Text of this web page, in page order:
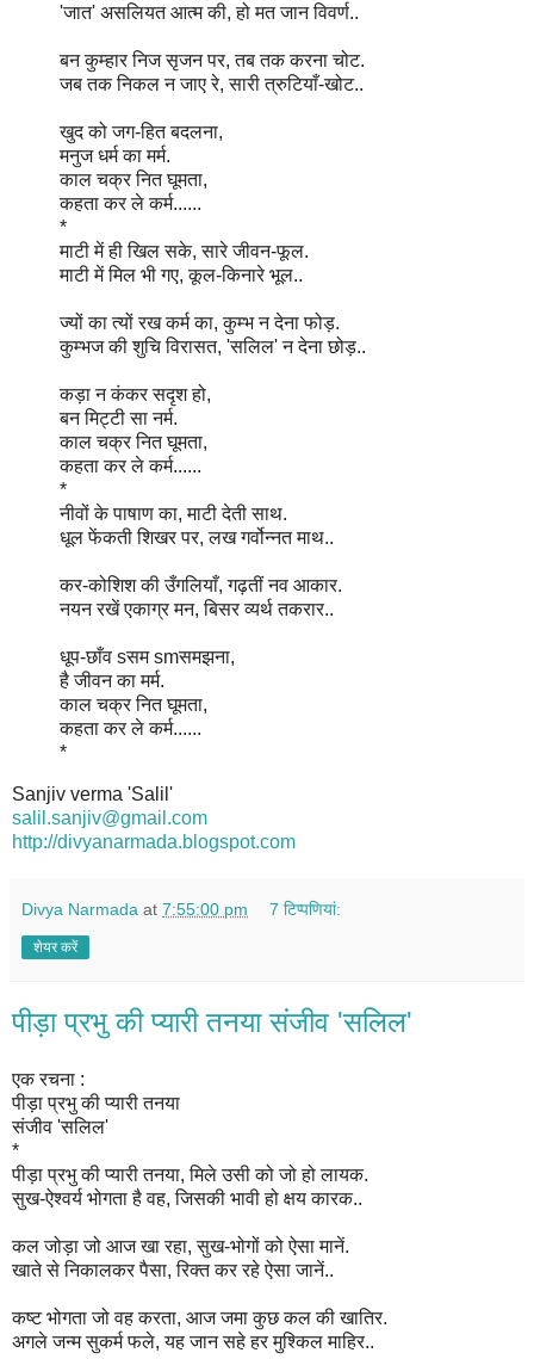
'जात' असलियत आत्म की, हो मत जान विवर्ण..
बन कुम्हार निज सृजन पर, तब तक करना चोट.
जब तक निकल न जाए रे, सारी त्रुटियाँ-खोट..
खुद को जग-हित बदलना,
मनुज धर्म का मर्म.
काल चक्र नित घूमता,
कहता कर ले कर्म......
*
माटी में ही खिल सके, सारे जीवन-फूल.
माटी में मिल भी गए, कूल-किनारे भूल..
ज्यों का त्यों रख कर्म का, कुम्भ न देना फोड़.
कुम्भज की शुचि विरासत, 'सलिल' न देना छोड़..
कड़ा न कंकर सदृश हो,
बन मिट्टी सा नर्म.
काल चक्र नित घूमता,
कहता कर ले कर्म......
*
नीवों के पाषाण का, माटी देती साथ.
धूल फेंकती शिखर पर, लख गर्वोन्नत माथ..
कर-कोशिश की उँगलियाँ, गढ़तीं नव आकार.
नयन रखें एकाग्र मन, बिसर व्यर्थ तकरार..
धूप-छाँव sसम smसमझना,
है जीवन का मर्म.
काल चक्र नित घूमता,
कहता कर ले कर्म......
*
Sanjiv verma 'Salil'
salil.sanjiv@gmail.com
http://divyanarmada.blogspot.com
Divya Narmada at 7:55:00 pm 7 टिप्‍पणियां:
शेयर करें
पीड़ा प्रभु की प्यारी तनया संजीव 'सलिल'
एक रचना :
पीड़ा प्रभु की प्यारी तनया
संजीव 'सलिल'
*
पीड़ा प्रभु की प्यारी तनया, मिले उसी को जो हो लायक.
सुख-ऐश्वर्य भोगता है वह, जिसकी भावी हो क्षय कारक..
कल जोड़ा जो आज खा रहा, सुख-भोगों को ऐसा मानें.
खाते से निकालकर पैसा, रिक्त कर रहे ऐसा जानें..
कष्ट भोगता जो वह करता, आज जमा कुछ कल की खातिर.
अगले जन्म सुकर्म फले, यह जान सहे हर मुश्किल माहिर..